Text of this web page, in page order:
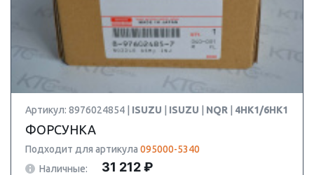
Артикул: 8976024854 | ISUZU ISUZU NQR 4HK1/6HK1
ФОРСУНКА
Подходит для артикула 095000-5340
Наличные:
31 212 ₽